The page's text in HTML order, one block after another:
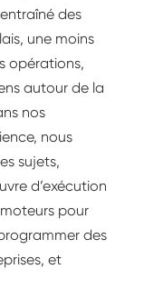
des
une moins
opérations,
autour de la
nos
nous
sujets,
d’exécution
moteurs pour
des
et